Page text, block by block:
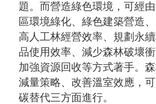
題。而營造綠色環境，可經
區環境綠化、綠色建築營造
高人工林經營效率、規劃永
品使用效率、減少森林破壞
加強資源回收等方式著手。
減量策略、改善溫室效應，
碳替代三方面進行。